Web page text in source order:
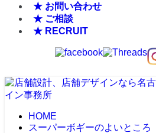
★ お問い合わせ
★ ご相談
★ RECRUIT
HOME
スーパーボギーのよいところ